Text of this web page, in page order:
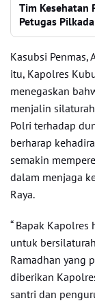
Tim Kesehatan
Petugas Pilkada
Kasubsi Penmas,
itu, Kapolres
menegaskan
menjalin
Polri terhadap
berharap
semakin
dalam menjaga
Raya.
“ Bapak
untuk
Ramadhan yang
diberikan
santri dan